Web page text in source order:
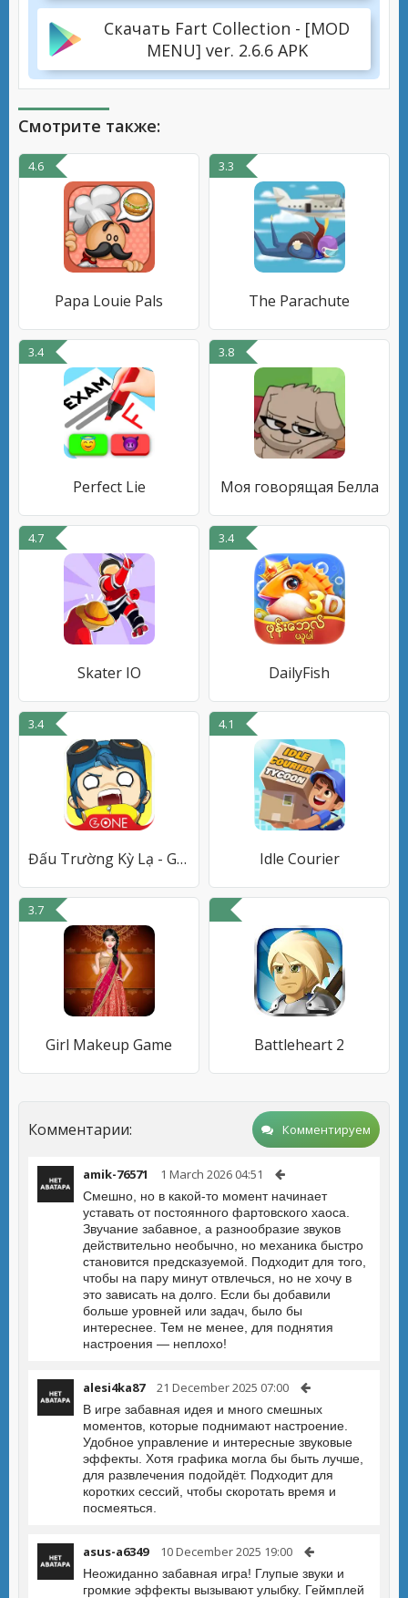
Скачать Fart Collection - [MOD
MENU] ver. 2.6.6 APK
Смотрите также:
4.6
Papa Louie Pals
3.3
The Parachute
3.4
Perfect Lie
3.8
Моя говорящая Белла
4.7
Skater IO
3.4
DailyFish
3.4
Đấu Trường Kỳ Lạ - Gzone
4.1
Idle Courier
3.7
Girl Makeup Game Battleheart 2
Комментарии: Комментируем
amik-76571 1 March 2026 04:51
Смешно, но в какой-то момент начинает
уставать от постоянного фартовского хаоса.
Звучание забавное, а разнообразие звуков
действительно необычно, но механика быстро
становится предсказуемой. Подходит для того,
чтобы на пару минут отвлечься, но не хочу в
это зависать на долго. Если бы добавили
больше уровней или задач, было бы
интереснее. Тем не менее, для поднятия
настроения — неплохо!
alesi4ka87 21 December 2025 07:00
В игре забавная идея и много смешных
моментов, которые поднимают настроение.
Удобное управление и интересные звуковые
эффекты. Хотя графика могла бы быть лучше,
для развлечения подойдёт. Подходит для
коротких сессий, чтобы скоротать время и
посмеяться.
asus-a6349 10 December 2025 19:00
Неожиданно забавная игра! Глупые звуки и
громкие эффекты вызывают улыбку. Геймплей